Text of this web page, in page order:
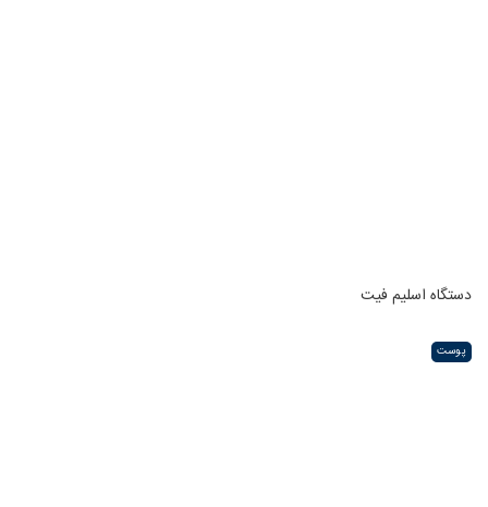
دستگاه اسلیم فیت
پوست